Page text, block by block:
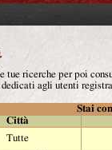
tue ricerche per poi
agli utenti
Stai
Città
Tutte